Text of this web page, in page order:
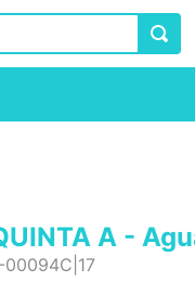
A -
00094C|17